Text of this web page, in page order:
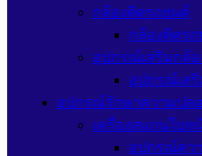
กล้องติดรถยนต์
กล้องติดรถ
อุปกรณ์เสริมกล้อ
อุปกรณ์เสริ
อุปกรณ์รักษาความปล
เครื่องสแกนใบห
อุปกรณ์คว